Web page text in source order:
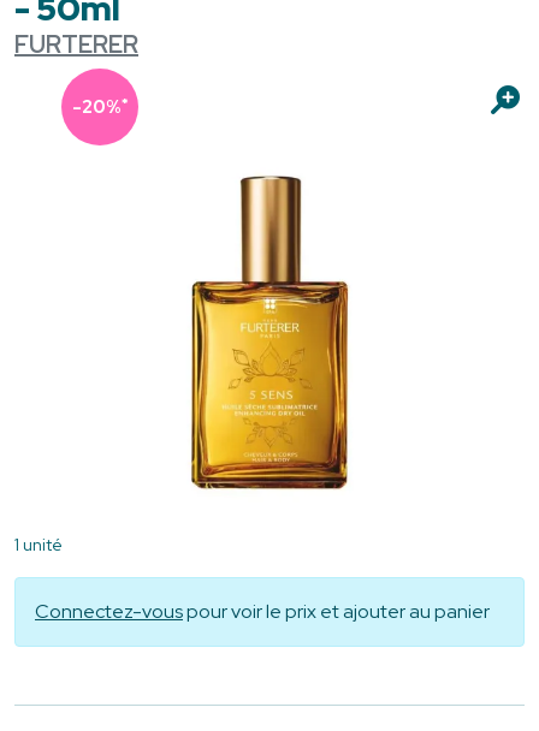
FURTERER
-20%*
1 unité
Connectez-vouspour voir le prix et ajouter au panier